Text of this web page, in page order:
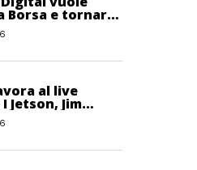
Borsa e tornare
al live
Jetson, Jim
cast!